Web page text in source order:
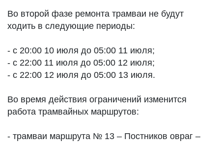
Во второй фазе ремонта трамваи не будут
ходить в следующие периоды:
- с 20:00 10 июля до 05:00 11 июля;
- с 22:00 11 июля до 05:00 12 июля;
- с 22:00 12 июля до 05:00 13 июля.
Во время действия ограничений изменится
работа трамвайных маршрутов:
- трамваи маршрута № 13 – Постников овраг –